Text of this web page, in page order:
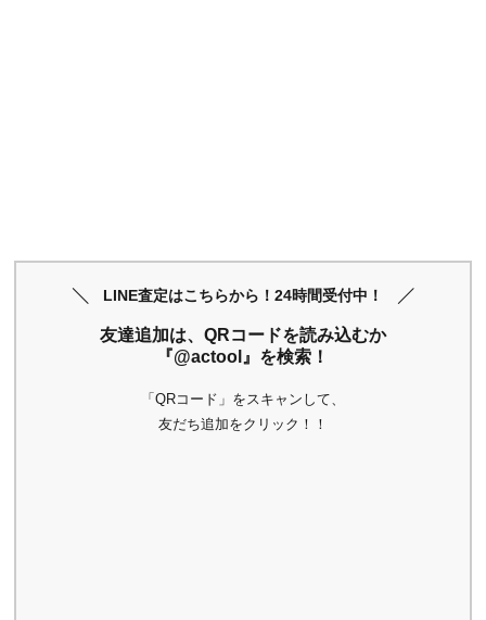
LINE査定はこちらから！24時間受付中！
友達追加は、QRコードを読み込むか
『@actool』を検索！
「QRコード」をスキャンして、
友だち追加をクリック！！